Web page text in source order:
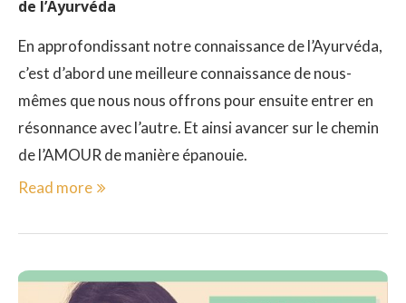
de l’Ayurvéda
En approfondissant notre connaissance de l’Ayurvéda,
c’est d’abord une meilleure connaissance de nous-
mêmes que nous nous offrons pour ensuite entrer en
résonnance avec l’autre. Et ainsi avancer sur le chemin
de l’AMOUR de manière épanouie.
Read more